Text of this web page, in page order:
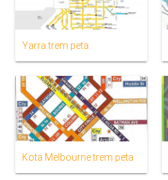
Yarra trem peta
Kota Melbourne trem peta